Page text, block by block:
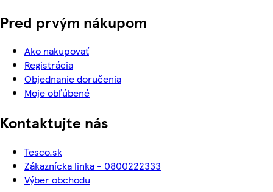
Pred prvým nákupom
Ako nakupovať
Registrácia
Objednanie doručenia
Moje obľúbené
Kontaktujte nás
Tesco.sk
Zákaznícka linka - 0800222333
Výber obchodu